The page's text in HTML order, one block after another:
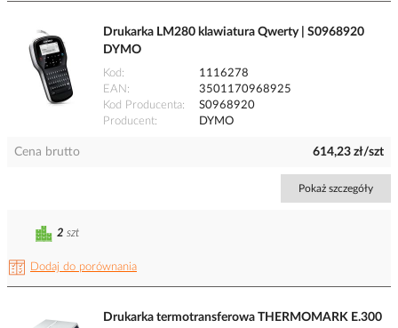
Drukarka LM280 klawiatura Qwerty | S0968920
DYMO
Kod
1116278
EAN
3501170968925
Kod Producenta
S0968920
Producent
DYMO
Cena brutto 614,23 zł/szt
Pokaż szczegóły
Dodaj do porównania
2 szt
Drukarka termotransferowa THERMOMARK E.300